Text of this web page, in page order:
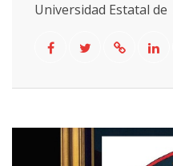
Universidad Estatal de